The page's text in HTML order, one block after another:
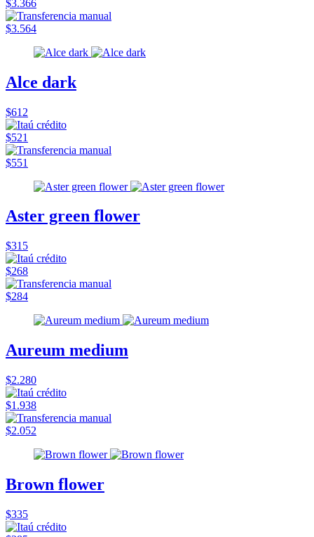
$3.366
$3.564
Alce dark
$612
$521
$551
Aster green flower
$315
$268
$284
Aureum medium
$2.280
$1.938
$2.052
Brown flower
$335